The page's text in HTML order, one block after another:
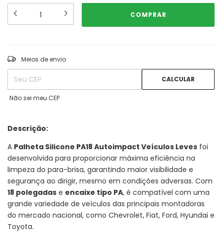
Entregas para o CEP:
Meios de envio
CALCULAR
Não sei meu CEP
Descrição:
A Palheta Silicone PA18 Autoimpact Veículos Leves foi
desenvolvida para proporcionar máxima eficiência na
limpeza do para-brisa, garantindo maior visibilidade e
segurança ao dirigir, mesmo em condições adversas. Com
18 polegadas e encaixe tipo PA, é compatível com uma
grande variedade de veículos das principais montadoras
do mercado nacional, como Chevrolet, Fiat, Ford, Hyundai e
Toyota.